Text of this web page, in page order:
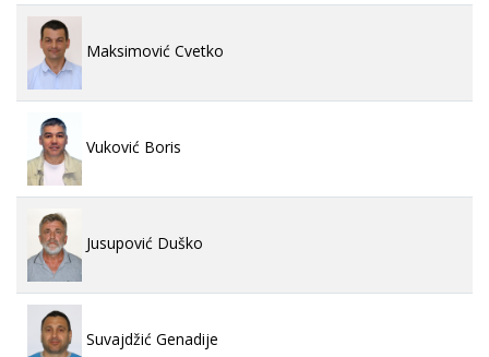
Maksimović Cvetko
Vuković Boris
Jusupović Duško
Suvajdžić Genadije